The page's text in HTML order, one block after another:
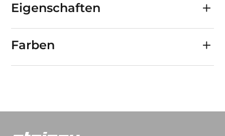
Eigenschaften
Farben